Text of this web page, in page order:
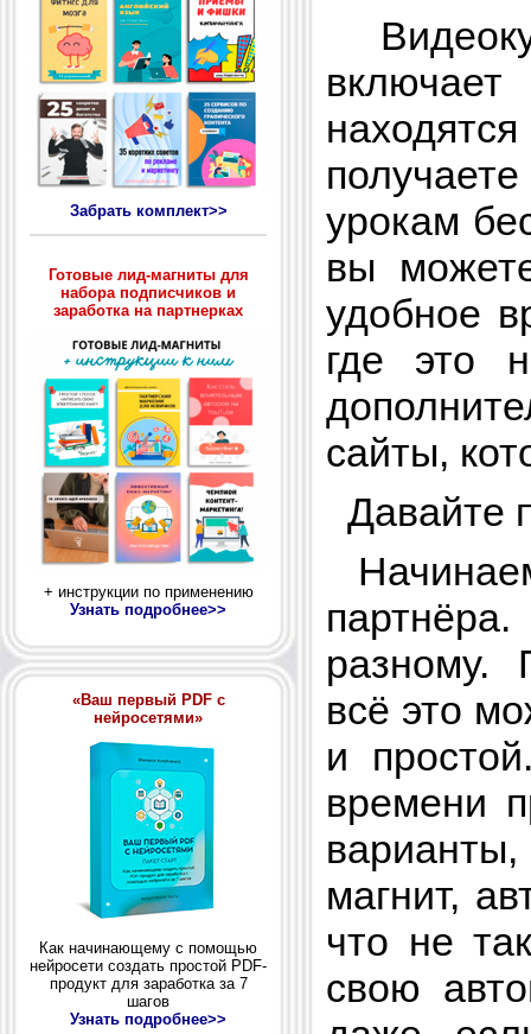
Забрать комплект>>
Готовые лид-магниты для
набора подписчиков и
заработка на партнерках
+ инструкции по применению
Узнать подробнее>>
«Ваш первый PDF с
нейросетями»
Как начинающему с помощью
нейросети создать простой PDF-
продукт для заработка за 7
шагов
Узнать подробнее>>
урокам
вы
удобное
где это
сайты,
Давайте
разному.
всё это
и
времени
магнит,
что не
свою